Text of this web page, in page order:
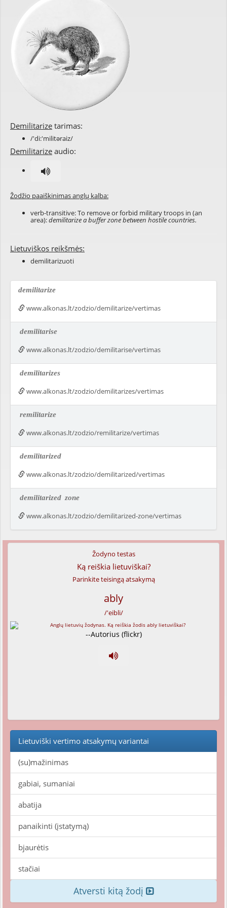
Demilitarize tarimas:
/'di:'militəraiz/
Demilitarize audio:
Žodžio paaiškinimas anglų kalba:
verb-transitive: To remove or forbid military troops in (an
area):demilitarize a buffer zone between hostile countries.
Lietuviškos reikšmės:
demilitarizuoti
demilitarize
www.alkonas.lt/zodzio/demilitarize/vertimas
demilitarise
www.alkonas.lt/zodzio/demilitarise/vertimas
demilitarizes
www.alkonas.lt/zodzio/demilitarizes/vertimas
remilitarize
www.alkonas.lt/zodzio/remilitarize/vertimas
demilitarized
www.alkonas.lt/zodzio/demilitarized/vertimas
demilitarized zone
www.alkonas.lt/zodzio/demilitarized-zone/vertimas
Žodyno testas
Ką reiškia lietuviškai?
Parinkite teisingą atsakymą
ably
/'eibli/
--Autorius (flickr)
Lietuviški vertimo atsakymų variantai
(su)mažinimas
gabiai, sumaniai
abatija
panaikinti (įstatymą)
bjaurėtis
stačiai
Atversti kitą žodį